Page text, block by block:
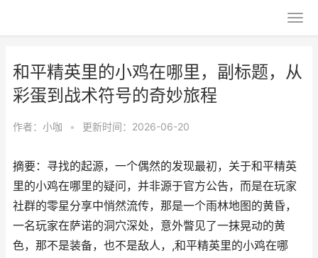
和平精英里的小鸡在哪里，副标题，从
彩蛋到战术符号的奇妙旅程
作者： 小咖 • 更新时间：2026-06-20
摘要：寻找的起源，一个偶然的发现最初，关于和平精英
里的小鸡在哪里的疑问，并非源于官方公告，而是在玩家
社群的零星分享中悄然流传，那是一个雨林地图的黄昏，
一名玩家在萨诺的洞穴深处，意外瞥见了一抹晃动的黄
色，那不是装备，也不是敌人，,和平精英里的小鸡在哪